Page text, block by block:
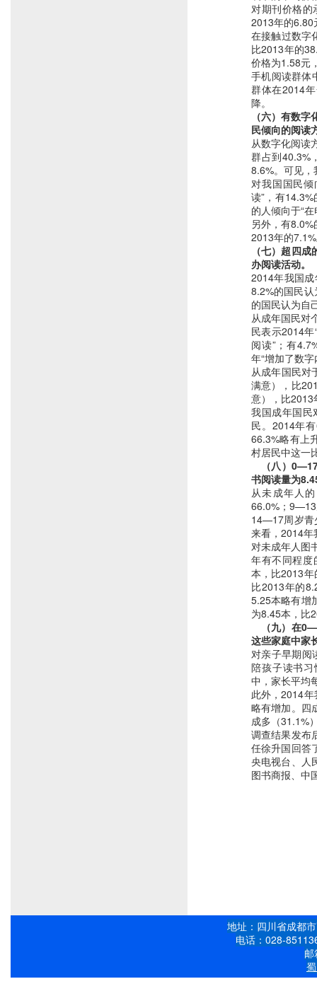
对期刊价格
2013年的6.80
在接触过数字
比2013年的
价格为1.58元
手机阅读群体
群体在2014
降。
（六）有数
民倾向的阅读
从数字化阅读
群占到40.3%
8.6%。可见
对我国国民
读”，有
的人倾向于“
另外，有
2013年的
（七）超四
办阅读活动。
2014年我国
8.2%的国民
的国民认为自
从成年国民对
民表示2014
阅读”；有
年“增加了数
从成年国民对
满意），比
意），比2013
我国成年国民
民。2014年
66.3%略有上
村居民中这一
（八）0—17
书阅读量为
从未成年人
66.0%；9—13
14—17周岁青
来看，2014
对未成年人图
年有不同程
本，比2013
比2013年的
5.25本略有增
为8.45本，比
（九）在
这些家庭中家
对亲子早期
陪孩子读书
中，家长平均
此外，2014
略有增加。四
成多（31.1%
调查结果发布
任徐升国回答
央电视台、人
图书商报、中
地址：四川省成都
电话：028-